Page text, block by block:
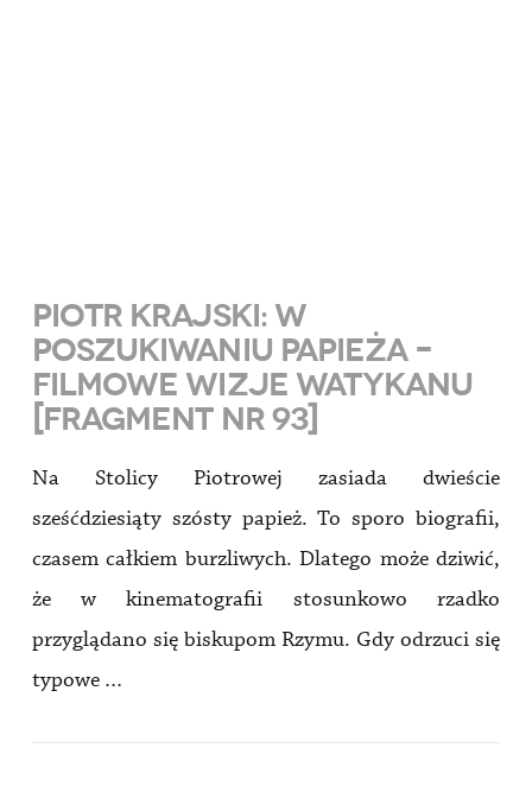
PIOTR KRAJSKI: W
POSZUKIWANIU PAPIEŻA –
FILMOWE WIZJE WATYKANU
[FRAGMENT NR 93]
Na Stolicy Piotrowej zasiada dwieście
sześćdziesiąty szósty papież. To sporo biografii,
czasem całkiem burzliwych. Dlatego może dziwić,
że w kinematografii stosunkowo rzadko
przyglądano się biskupom Rzymu. Gdy odrzuci się
typowe …